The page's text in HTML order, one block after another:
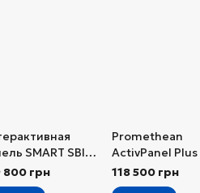
SMART SBID-
V5
800 грн
Promethean
ActivPanel Plus
65″ OPS-M
118 500 грн